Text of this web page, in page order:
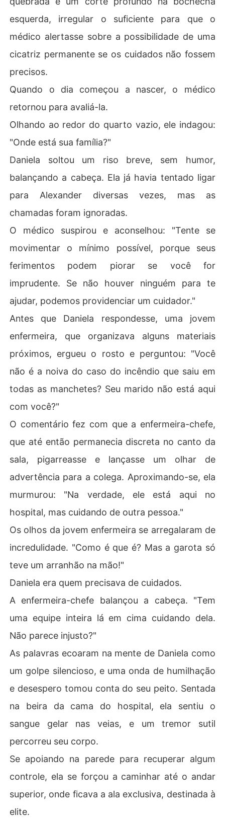
esquerda, irregular o suficiente para que o
médico alertasse sobre a possibilidade de uma
cicatriz permanente se os cuidados não fossem
precisos.
Quando o dia começou a nascer, o médico
retornou para avaliá-la.
Olhando ao redor do quarto vazio, ele indagou:
"Onde está sua família?"
Daniela soltou um riso breve, sem humor,
balançando a cabeça. Ela já havia tentado ligar
para Alexander diversas vezes, mas as
chamadas foram ignoradas.
O médico suspirou e aconselhou: "Tente se
movimentar o mínimo possível, porque seus
ferimentos podem piorar se você for
imprudente. Se não houver ninguém para te
ajudar, podemos providenciar um cuidador."
Antes que Daniela respondesse, uma jovem
enfermeira, que organizava alguns materiais
próximos, ergueu o rosto e perguntou: "Você
não é a noiva do caso do incêndio que saiu em
todas as manchetes? Seu marido não está aqui
com você?"
O comentário fez com que a enfermeira-chefe,
que até então permanecia discreta no canto da
sala, pigarreasse e lançasse um olhar de
advertência para a colega. Aproximando-se, ela
murmurou: "Na verdade, ele está aqui no
hospital, mas cuidando de outra pessoa."
Os olhos da jovem enfermeira se arregalaram de
incredulidade. "Como é que é? Mas a garota só
teve um arranhão na mão!"
Daniela era quem precisava de cuidados.
A enfermeira-chefe balançou a cabeça. "Tem
uma equipe inteira lá em cima cuidando dela.
Não parece injusto?"
As palavras ecoaram na mente de Daniela como
um golpe silencioso, e uma onda de humilhação
e desespero tomou conta do seu peito. Sentada
na beira da cama do hospital, ela sentiu o
sangue gelar nas veias, e um tremor sutil
percorreu seu corpo.
Se apoiando na parede para recuperar algum
controle, ela se forçou a caminhar até o andar
superior, onde ficava a ala exclusiva, destinada à
elite.